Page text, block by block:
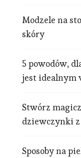
Modzele na
skóry
5 powodów,
jest idealnym
Stwórz
dziewczynki
Sposoby na